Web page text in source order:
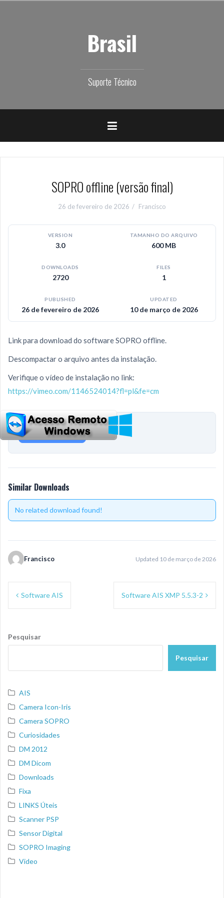
Brasil
Suporte Técnico
SOPRO offline (versão final)
26 de fevereiro de 2026 Francisco
VERSION
3.0
TAMANHO DO ARQUIVO
600 MB
DOWNLOADS
2720
FILES
1
PUBLISHED
26 de fevereiro de 2026
UPDATED
10 de março de 2026
Link para download do software SOPRO offline.
Descompactar o arquivo antes da instalação.
Verifique o vídeo de instalação no link:
https://vimeo.com/1146524014?fl=pl&fe=cm
Download
Similar Downloads
No related download found!
Francisco Updated 10 de março de 2026
Navegação
Software AIS Software AIS XMP 5.5.3-2
Pesquisar
Pesquisar
AIS
Camera Icon-Iris
Camera SOPRO
Curiosidades
DM 2012
DM Dicom
Downloads
Fixa
LINKS Úteis
Scanner PSP
Sensor Digital
SOPRO Imaging
Video